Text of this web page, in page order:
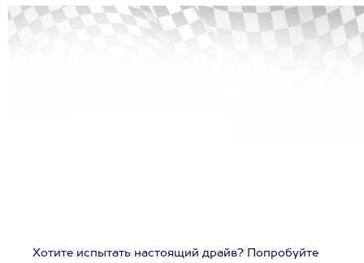
Хотите испытать настоящий драйв? Попробуйте